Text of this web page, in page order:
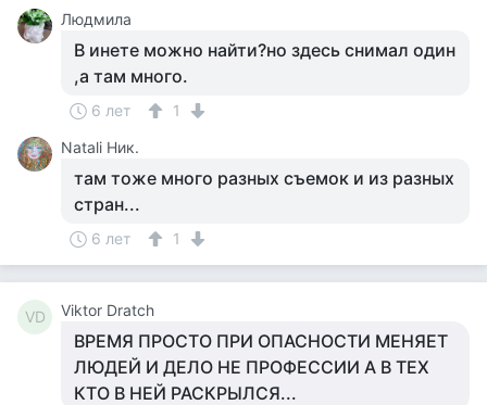
Людмила
В инете можно найти?но здесь снимал один
,а там много.
6 лет
1
Natali Ник.
там тоже много разных съемок и из разных
стран...
6 лет 1
VD Viktor Dratch
ВРЕМЯ ПРОСТО ПРИ ОПАСНОСТИ МЕНЯЕТ
ЛЮДЕЙ И ДЕЛО НЕ ПРОФЕССИИ А В ТЕХ
КТО В НЕЙ РАСКРЫЛСЯ...